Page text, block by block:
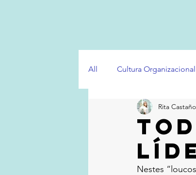
All Cultura
Rita Castaño
Nestes